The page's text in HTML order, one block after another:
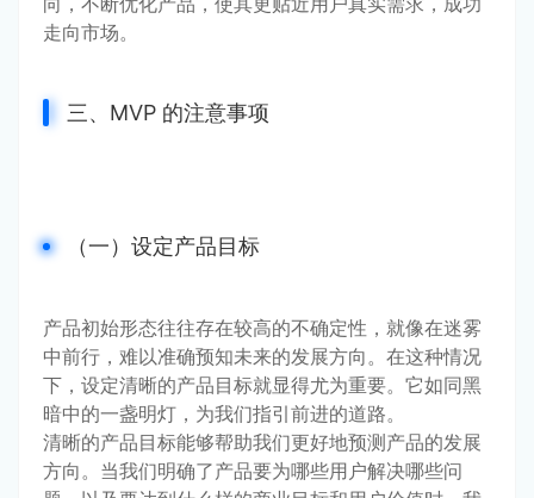
走向市场。
三、MVP 的注意事项
（一）设定产品目标
产品初始形态往往存在较高的不确定性，就像在迷雾
中前行，难以准确预知未来的发展方向。在这种情况
下，设定清晰的产品目标就显得尤为重要。它如同黑
暗中的一盏明灯，为我们指引前进的道路。
清晰的产品目标能够帮助我们更好地预测产品的发展
方向。当我们明确了产品要为哪些用户解决哪些问